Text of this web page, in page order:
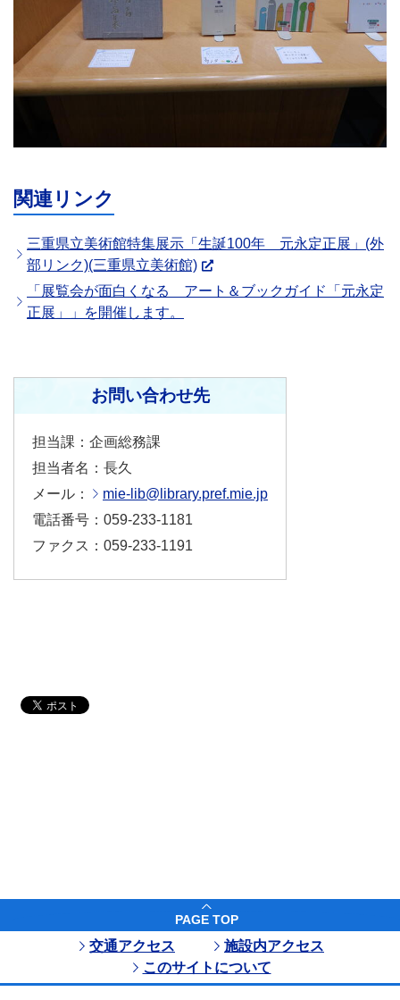
関連リンク
三重県立美術館特集展示「生誕100年 元永定正展」(外
部リンク)(三重県立美術館)
「展覧会が面白くなる アート＆ブックガイド「元永定
正展」」を開催します。
お問い合わせ先
担当課：企画総務課
担当者名：長久
メール：
mie-lib@library.pref.mie.jp
電話番号：059-233-1181
ファクス：059-233-1191
PAGE TOP
交通アクセス
施設内アクセス
このサイトについて